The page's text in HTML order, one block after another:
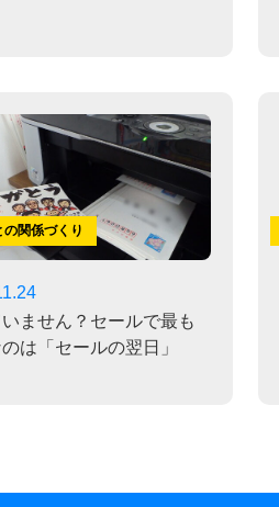
の関係づくり
ません？セールで最も
は「セールの翌日」